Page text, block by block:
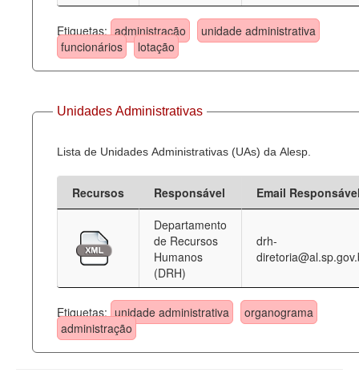
Etiquetas: administração
unidade administrativa
funcionários
lotação
Unidades Administrativas
Lista de Unidades Administrativas (UAs) da Alesp.
Recursos Responsável
Email
Departamento
de Recursos
Humanos
(DRH)
drh-
Etiquetas: unidade administrativa
organograma
administração